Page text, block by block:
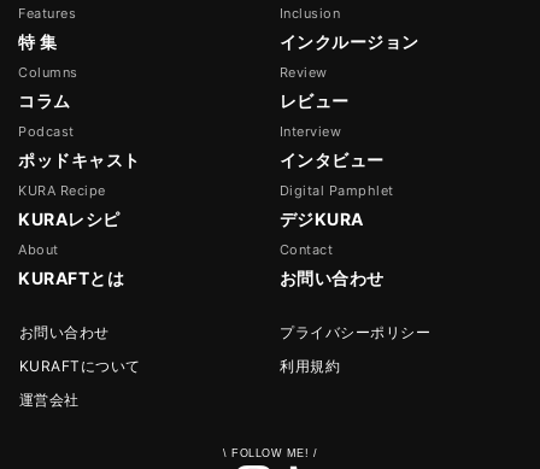
Features
特 集
Inclusion
インクルージョン
Columns
コラム
Review
レビュー
Podcast
ポッドキャスト
Interview
インタビュー
KURA Recipe
KURAレシピ
Digital Pamphlet
デジKURA
About
KURAFTとは
Contact
お問い合わせ
お問い合わせ
プライバシーポリシー
KURAFTについて
利用規約
運営会社